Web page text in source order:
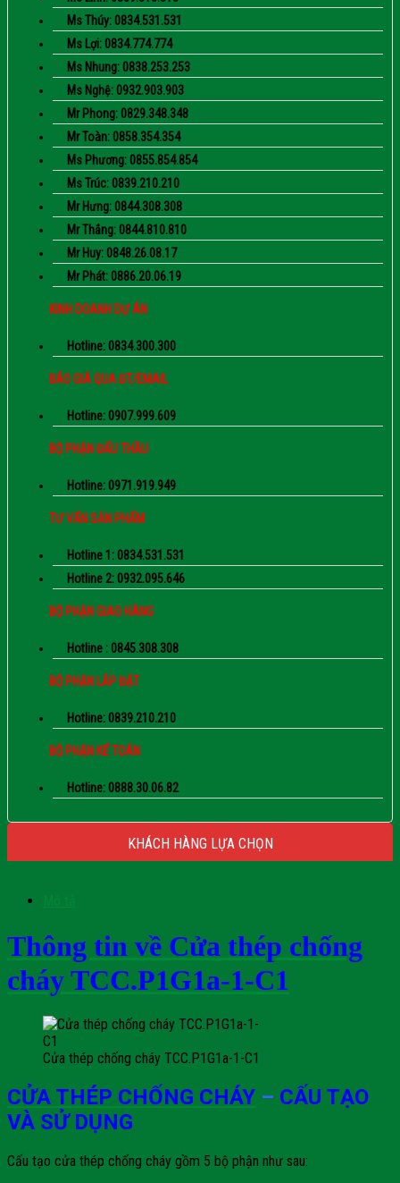
Ms Thúy: 0834.531.531
Ms Lợi: 0834.774.774
Ms Nhung: 0838.253.253
Ms Nghệ: 0932.903.903
Mr Phong: 0829.348.348
Mr Toàn: 0858.354.354
Ms Phương: 0855.854.854
Ms Trúc: 0839.210.210
Mr Hưng: 0844.308.308
Mr Thắng: 0844.810.810
Mr Huy: 0848.26.08.17
Mr Phát: 0886.20.06.19
KINH DOANH DỰ ÁN
Hotline: 0834.300.300
BÁO GIÁ QUA ĐT/EMAIL
Hotline: 0907.999.609
BỘ PHẬN ĐẤU THẦU
Hotline: 0971.919.949
TƯ VẤN SẢN PHẨM
Hotline 1: 0834.531.531
Hotline 2: 0932.095.646
BỘ PHẬN GIAO HÀNG
Hotline : 0845.308.308
BỘ PHẬN LẮP ĐẶT
Hotline: 0839.210.210
BỘ PHẬN KẾ TOÁN
Hotline: 0888.30.06.82
KHÁCH HÀNG LỰA CHỌN
Thông tin về Cửa thép chống
cháy TCC.P1G1a-1-C1
Cửa thép chống cháy TCC.P1G1a-1-C1
CỬA THÉP CHỐNG CHÁY – CẤU TẠO
VÀ SỬ DỤNG
Cấu tạo cửa thép chống cháy gồm 5 bộ phận như sau: